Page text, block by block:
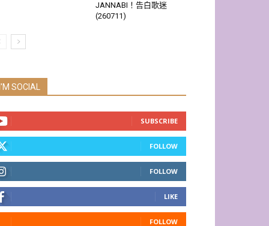
JANNABI！告白歌迷
(260711)
I'M SOCIAL
SUBSCRIBE
FOLLOW
FOLLOW
LIKE
FOLLOW